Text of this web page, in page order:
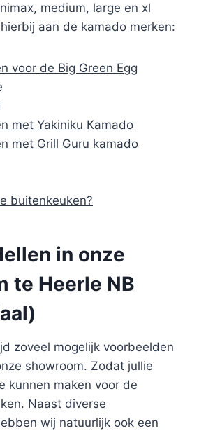
medium, large en xl
hierbij aan de kamado merken:
voor de Big Green Egg
met Yakiniku Kamado
met Grill Guru kamado
buitenkeuken?
in onze
te Heerle NB
zoveel mogelijk voorbeelden
showroom. Zodat jullie
kunnen maken voor de
Naast diverse
wij natuurlijk ook een